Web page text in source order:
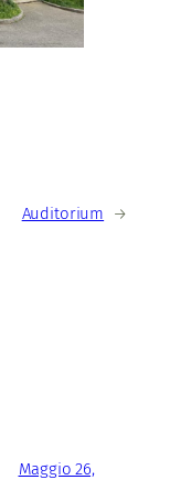
Auditorium →
Maggio 26,